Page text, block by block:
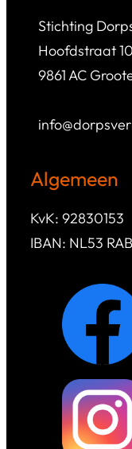
Stichting
Hoofdstraat
9861 AC
Algemeen
KvK: 92830153
IBAN: NL53